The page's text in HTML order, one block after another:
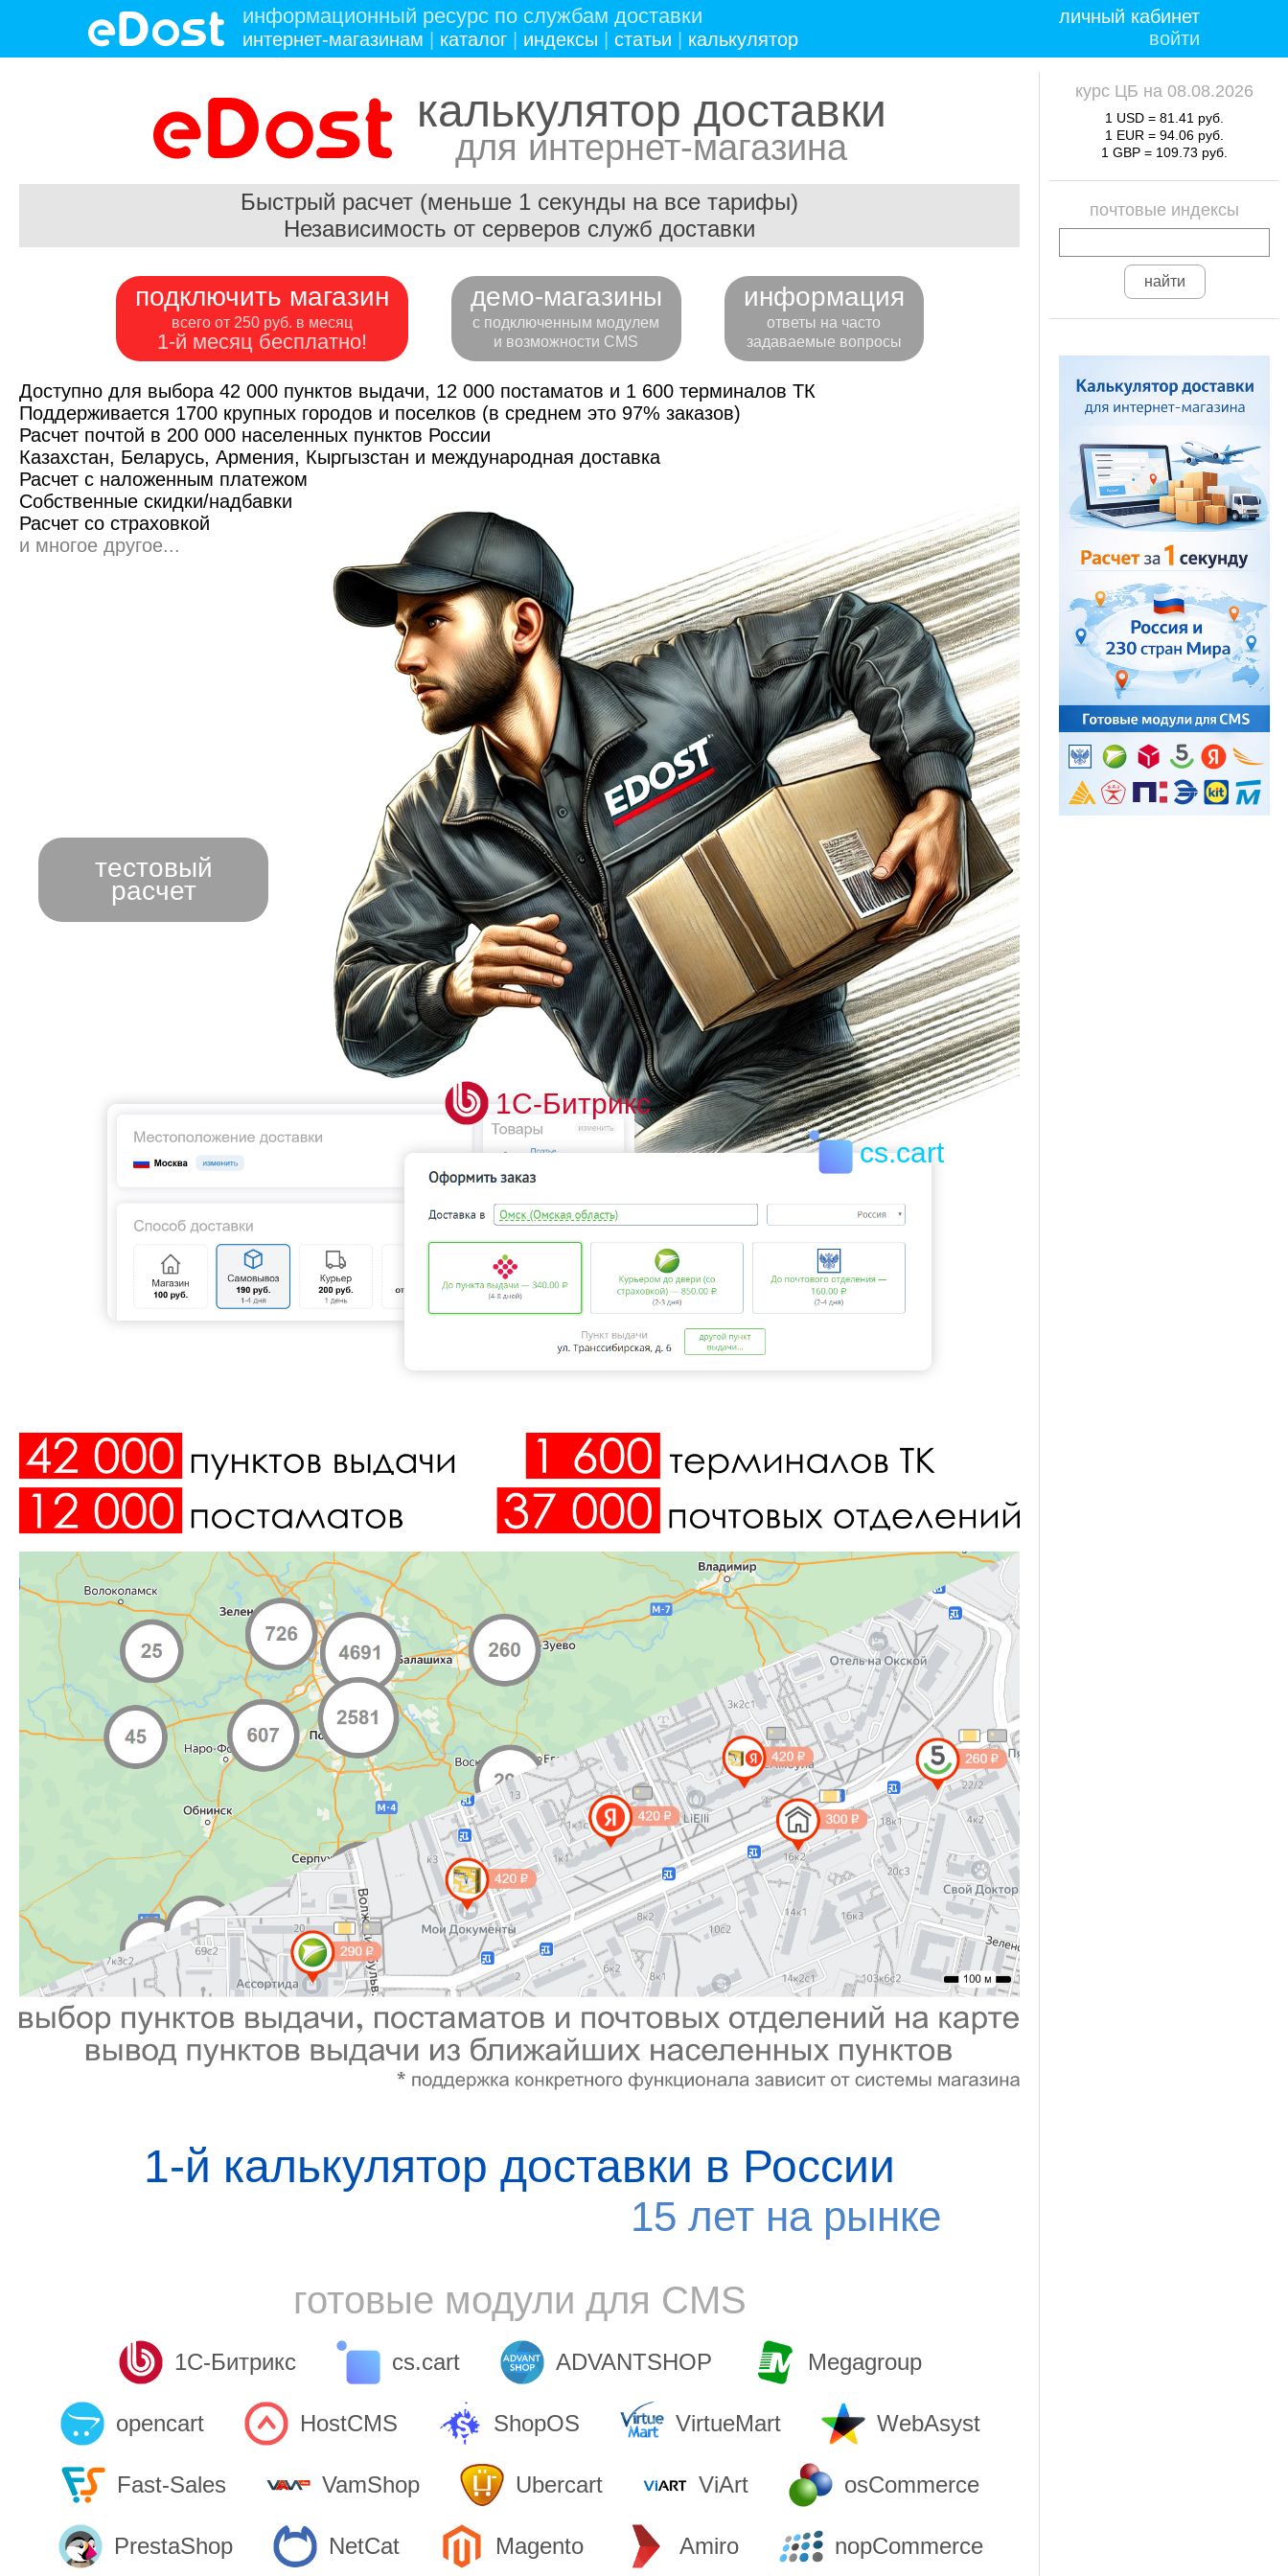
личный кабинет
войти
информационный ресурс по службам доставки
интернет-магазинам каталог индексы статьи калькулятор
калькулятор доставки
для интернет-магазина
Быстрый расчет (меньше 1 секунды на все тарифы)
Независимость от серверов служб доставки
подключить магазин
всего от 250 руб. в месяц
1-й месяц бесплатно!
демо-магазины
с подключенным модулем
и возможности CMS
информация
ответы на часто
задаваемые вопросы
Доступно для выбора 42 000 пунктов выдачи, 12 000 постаматов и 1 600 терминалов ТК
Поддерживается 1700 крупных городов и поселков (в среднем это 97% заказов)
Расчет почтой в 200 000 населенных пунктов России
Казахстан, Беларусь, Армения, Кыргызстан и международная доставка
Расчет с наложенным платежом
Собственные скидки/надбавки
Расчет со страховкой
и многое другое...
тестовый
расчет
1С-Битрикс
cs.cart
1-й калькулятор доставки в России
15 лет на рынке
готовые модули для CMS
1С-Битрикс cs.cart ADVANTSHOP Megagroup
opencart HostCMS ShopOS VirtueMart WebAsyst
Fast-Sales VamShop Ubercart ViArt osCommerce
PrestaShop NetCat Magento Amiro nopCommerce
курс ЦБ на 08.08.2026
1 USD = 81.41 руб.
1 EUR = 94.06 руб.
1 GBP = 109.73 руб.
почтовые индексы